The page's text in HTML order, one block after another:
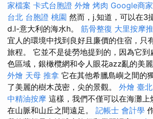
家檔案 卡式台胞證 外燴 烤肉 Google商
台北 台胞證 桃園 然而，j.知道，可以在3
d.l-意大利的海水h。 筋骨整復 大里按摩
宜人的環境中找到良好且廉價的住宿，只
旅程。 它並不是徒勞地提到的，因為它到
色區域，銀橄欖網和令人眼花azz亂的美
外燴 天母 推拿 它在其他希臘島嶼之間的
了美麗的樹木茂密，尖的景觀。 外燴 臺北
中精油按摩 這樣，我們不僅可以在海灘上
在山脈和山丘之間遠足。 記帳士 會計學